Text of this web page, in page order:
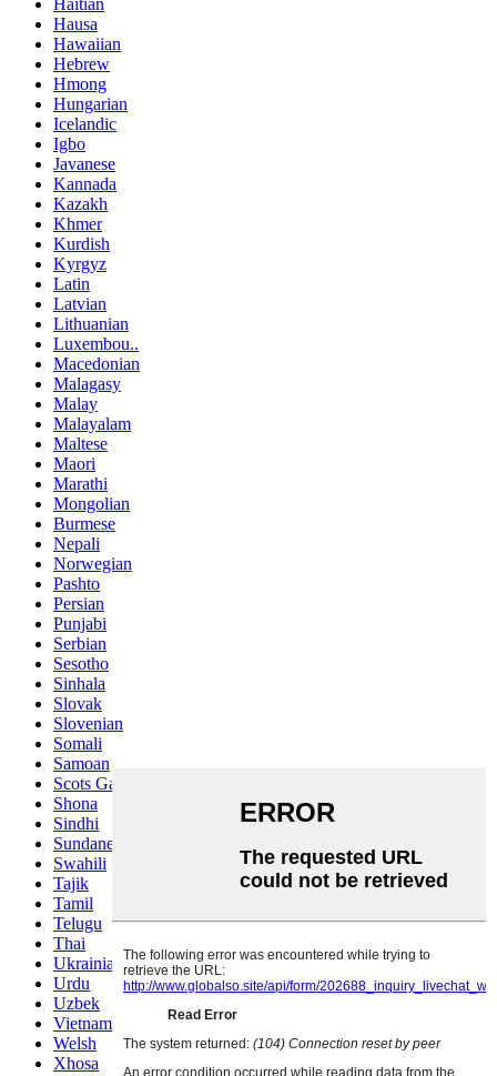
Hausa
Hawaiian
Hebrew
Hmong
Hungarian
Icelandic
Igbo
Javanese
Kannada
Kazakh
Khmer
Kurdish
Kyrgyz
Latin
Latvian
Lithuanian
Luxembou..
Macedonian
Malagasy
Malay
Malayalam
Maltese
Maori
Marathi
Mongolian
Burmese
Nepali
Norwegian
Pashto
Persian
Punjabi
Serbian
Sesotho
Sinhala
Slovak
Slovenian
Somali
Samoan
Scots Gaelic
Shona
Sindhi
Sundanese
Swahili
Tajik
Tamil
Telugu
Thai
Ukrainian
Urdu
Uzbek
Vietnamese
Welsh
Xhosa